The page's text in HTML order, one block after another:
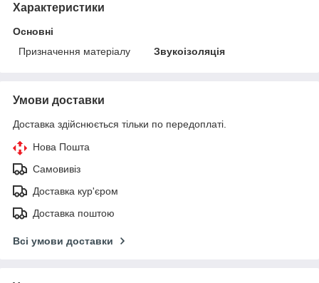
Характеристики
Основні
Призначення матеріалу
Звукоізоляція
Умови доставки
Доставка здійснюється тільки по передоплаті.
Нова Пошта
Самовивіз
Доставка кур'єром
Доставка поштою
Всі умови доставки